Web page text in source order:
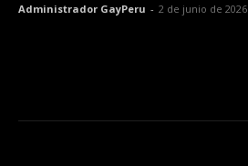
Administrador GayPeru - 2 de junio de 2026